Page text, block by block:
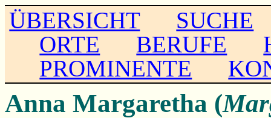
ÜBERSICHT
SUCHE
ORTE
BERUFE
PROMINENTE
Anna Margaretha (